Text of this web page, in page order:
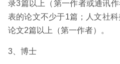
录3篇以上（第一作者或通讯
表的论文不少于1篇；人文社
论文2篇以上（第一作者）。
3、博士